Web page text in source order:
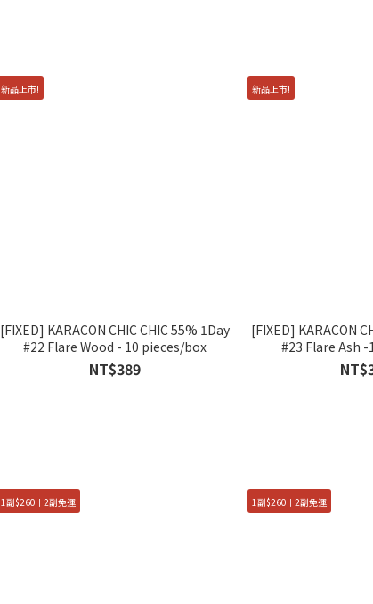
新品上市!
[FIXED] KARACON CHIC CHIC 55% 1Day
#22 Flare Wood - 10 pieces/box
NT$389
新品上市!
[FIXED] KARACON
#23 Flare Ash
1副$260ㅣ2副免運 1副$260ㅣ2副免運